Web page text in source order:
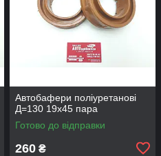
Автобафери поліуретанові
Д=130 19x45 пара
Готово до відправки
260 ₴